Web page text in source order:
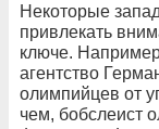
Некоторые
привлекать
ключе.
агентство
олимпийцев от
чем, бобслеист